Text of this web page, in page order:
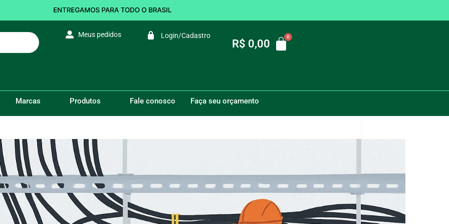
Meus pedidos Login/Cadastro
R$ 0,00
Marcas Produtos Fale conosco Faça seu orçamento
VOCÊ ESTÁ AQUI: / Organização de cabos em ambientes industriais no ABC: por onde começar?